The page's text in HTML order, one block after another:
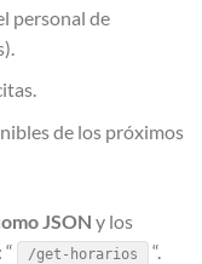
personal de
de los próximos
JSON y los
/get-horarios
“.